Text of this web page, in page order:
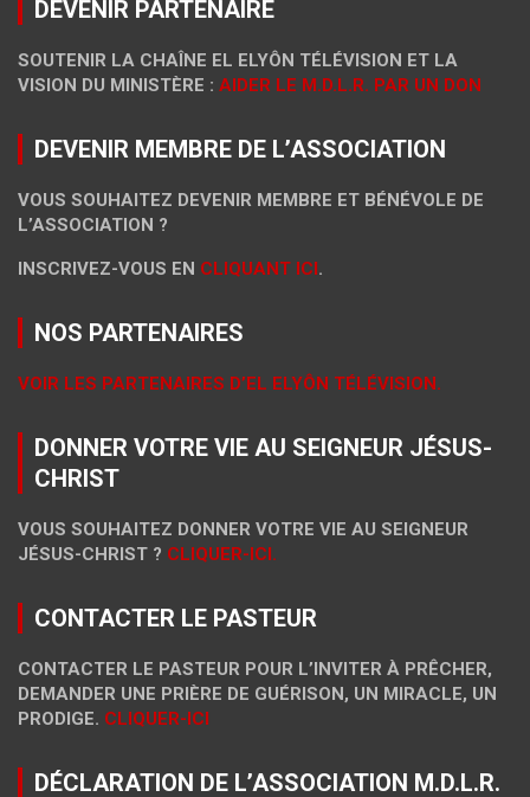
DEVENIR PARTENAIRE
SOUTENIR LA CHAÎNE EL ELYÔN TÉLÉVISION ET LA
VISION DU MINISTÈRE : AIDER LE M.D.L.R. PAR UN DON
DEVENIR MEMBRE DE L’ASSOCIATION
VOUS SOUHAITEZ DEVENIR MEMBRE ET BÉNÉVOLE DE
L’ASSOCIATION ?
INSCRIVEZ-VOUS EN CLIQUANT ICI.
NOS PARTENAIRES
VOIR LES PARTENAIRES D’EL ELYÔN TÉLÉVISION.
DONNER VOTRE VIE AU SEIGNEUR JÉSUS-
CHRIST
VOUS SOUHAITEZ DONNER VOTRE VIE AU SEIGNEUR
JÉSUS-CHRIST ? CLIQUER-ICI.
CONTACTER LE PASTEUR
CONTACTER LE PASTEUR POUR L’INVITER À PRÊCHER,
DEMANDER UNE PRIÈRE DE GUÉRISON, UN MIRACLE, UN
PRODIGE. CLIQUER-ICI
DÉCLARATION DE L’ASSOCIATION M.D.L.R.